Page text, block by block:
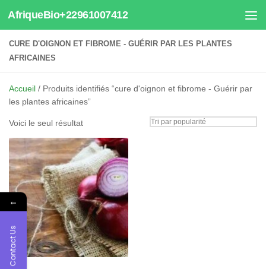
Au dessous du contenu
AfriqueBio+22961007412
CURE D'OIGNON ET FIBROME - GUÉRIR PAR LES PLANTES
AFRICAINES
Accueil / Produits identifiés “cure d'oignon et fibrome - Guérir par
les plantes africaines”
Voici le seul résultat
←
Contact Us